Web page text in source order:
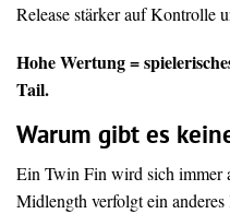
Release stärker auf Kontrolle
Hohe Wertung =
Tail.
Warum gibt es
Ein Twin Fin wird sich immer
Midlength verfolgt ein